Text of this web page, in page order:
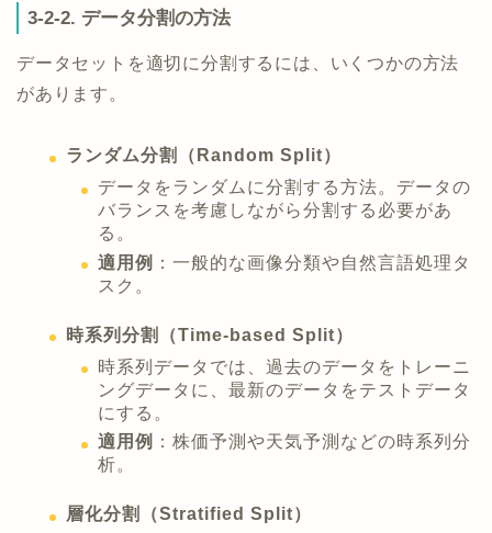
3-2-2. データ分割の方法
データセットを適切に分割するには、いくつかの方法
があります。
ランダム分割（Random Split）
データをランダムに分割する方法。データの
バランスを考慮しながら分割する必要があ
る。
適用例
：一般的な画像分類や自然言語処理タ
スク。
時系列分割（Time-based Split）
時系列データでは、過去のデータをトレーニ
ングデータに、最新のデータをテストデータ
にする。
適用例
：株価予測や天気予測などの時系列分
析。
層化分割（Stratified Split）